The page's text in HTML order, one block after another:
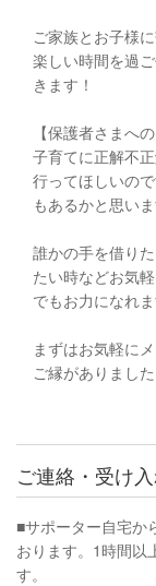
ご家族とお子様
楽しい時間を過
きます！
【保護者さまへ
子育てに正解不
行ってほしいの
もあるかと思いま
誰かの手を借り
たい時などお気
でもお力になれま
まずはお気軽に
ご縁がありました
ご連絡・受け
■サポーター自宅か
おります。1時間以
す。